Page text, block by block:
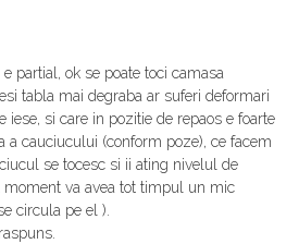
partial, ok se poate toci camasa
tabla mai degraba ar suferi deformari
iese, si care in pozitie de repaos e foarte
a cauciucului (conform poze), ce facem
se tocesc si ii ating nivelul de
moment va avea tot timpul un mic
circula pe el ).